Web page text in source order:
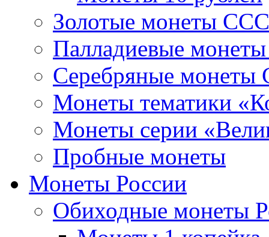
Золотые монеты
Палладиевые
Серебряные монеты
Монеты тематики
Монеты серии
Пробные монеты
Монеты России
Обиходные монеты